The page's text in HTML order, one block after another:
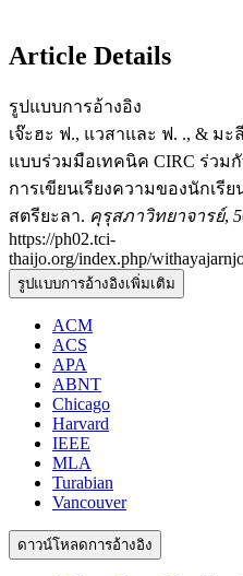
Article Details
รูปแบบการอ้างอิง
เจ๊ะฮะ ฟ., แวสาและ ฟ. ., & มะ
แบบร่วมมือเทคนิค CIRC ร่ว
การเขียนเรียงความของนักเรี
สตรียะลา. คุรุสภาวิทยาจารย์, 5
https://ph02.tci-
thaijo.org/index.php/
รูปแบบการอ้างอิงเพิ่มเติม
ACM
ACS
APA
ABNT
Chicago
Harvard
IEEE
MLA
Turabian
Vancouver
ดาวน์โหลดการอ้างอิง